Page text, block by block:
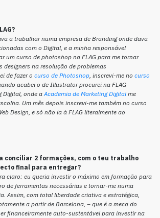
a trabalhar numa empresa de Branding onde dava
com o Digital, e a minha responsável
um curso de photoshop na FLAG para me tornar
designers na resolução de problemas
de fazer o curso de Photoshop, inscrevi-me no curso
acabei o de Illustrator procurei na FLAG
Digital, onde aAcademia de Marketing Digital me
Um mês depois inscrevi-me também no curso
Design, e só não ia à FLAG literalmente ao
conciliar 2 formações, com o teu trabalho
final para entregar?
claro: eu queria investir o máximo em formação para
de ferramentas necessárias e tornar-me numa
Assim, com total liberdade criativa e estratégica,
a partir de Barcelona, – que é a meca do
financeiramente auto-sustentável para investir na